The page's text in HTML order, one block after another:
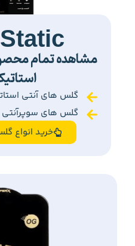
مشاهده تمام
گلس های آنتی
گلس های سوپرآنتی
خرید انواع